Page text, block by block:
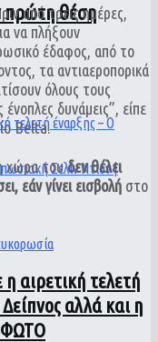
πρώτη θέση
αιρετική τελετή
αλλά και η
ΦΩΤΟ
από τρεις ημέρες,
να πλήξουν
έδαφος, από το
τα αντιαεροπορικά
όλους τους
δυνάμεις”, είπε
Belta.
χώρα τουδεν θέλει
εάν γίνει εισβολή στο